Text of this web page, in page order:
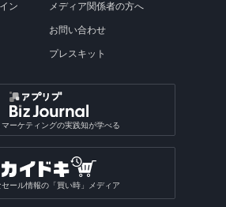
ン メディア関係者の方へ
お問い合わせ
プレスキット
マーケティングの実践知が学べる
セール情報の「買い時」メディア